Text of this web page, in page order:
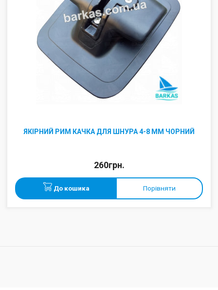
ЯКІРНИЙ РИМ КАЧКА ДЛЯ ШНУРА 4-8 ММ ЧОРНИЙ
260грн.
До кошика Порівняти